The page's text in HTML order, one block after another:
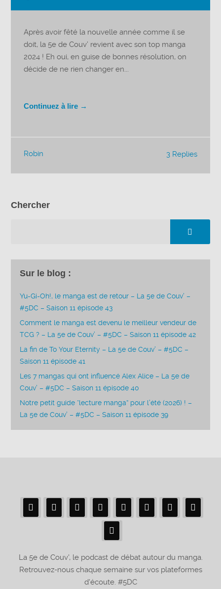
audio
Après avoir fêté la nouvelle année comme il se
doit, la 5e de Couv’ revient avec son top manga
2024 ! Eh oui, en guise de bonnes résolution, on
décide de ne rien changer en...
Continuez à lire →
3 Replies
Robin
Chercher
Sur le blog :
Yu-Gi-Oh!, le manga est de retour – La 5e de Couv’ –
#5DC – Saison 11 épisode 43
Comment le manga est devenu le meilleur vendeur de
TCG ? – La 5e de Couv’ – #5DC – Saison 11 épisode 42
La fin de To Your Eternity – La 5e de Couv’ – #5DC –
Saison 11 épisode 41
Les 7 mangas qui ont influencé Alex Alice – La 5e de
Couv’ – #5DC – Saison 11 épisode 40
Notre petit guide “lecture manga” pour l’été (2026) ! –
La 5e de Couv’ – #5DC – Saison 11 épisode 39
La 5e de Couv', le podcast de débat autour du manga.
Retrouvez-nous chaque semaine sur vos plateformes
d'écoute. #5DC